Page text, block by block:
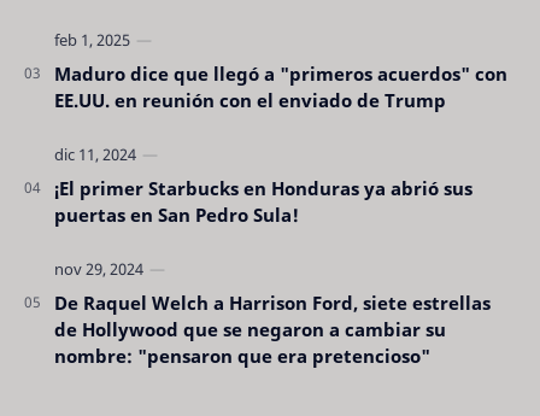
Maduro dice que llegó a "primeros acuerdos" con
EE.UU. en reunión con el enviado de Trump
¡El primer Starbucks en Honduras ya abrió sus
puertas en San Pedro Sula!
De Raquel Welch a Harrison Ford, siete estrellas
de Hollywood que se negaron a cambiar su
nombre: "pensaron que era pretencioso"